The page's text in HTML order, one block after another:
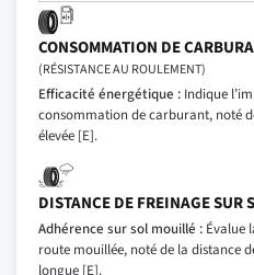
CONSOMMATION DE
(RÉSISTANCE AU ROULEMENT)
Efficacité énergétique : Indique
consommation de carburant, noté
élevée [E].
DISTANCE DE FREINAGE SUR
Adhérence sur sol mouillé : Évalue
route mouillée, noté de la distance
longue [E].